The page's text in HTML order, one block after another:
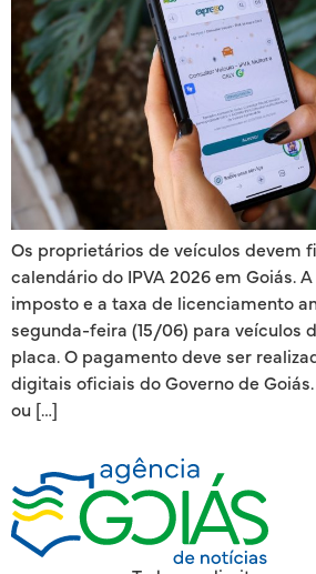
Os proprietários de veículos devem
calendário do IPVA 2026 em Goiás.
imposto e a taxa de licenciamento
segunda-feira (15/06) para veículos
placa. O pagamento deve ser
digitais oficiais do Governo de
ou […]